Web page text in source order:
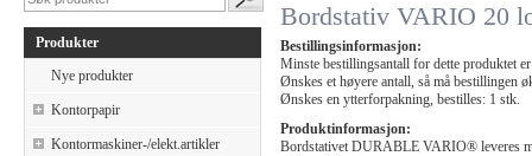
Produkter
Nye produkter
Kontorpapir
Kontormaskiner-/elekt.artikler
Bordstativ VARIO 20
Bestillingsinformasjon:
Minste bestillingsantall for dette produktet
Ønskes et høyere antall, så må bestillingen
Ønskes en ytterforpakning, bestilles: 1 stk.
Produktinformasjon:
Bordstativet DURABLE VARIO® leveres